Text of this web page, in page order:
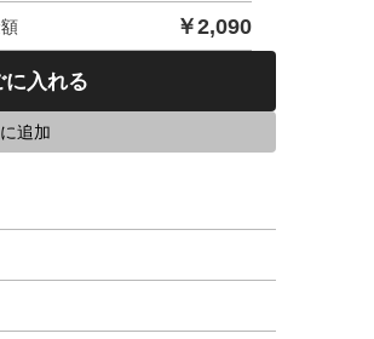
￥2,090
に入れる
追加